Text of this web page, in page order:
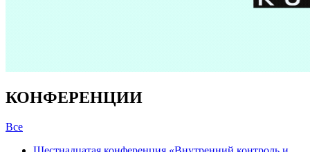
КОНФЕРЕНЦИИ
Все